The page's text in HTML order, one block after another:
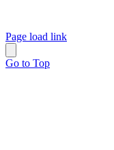
Page load link
Go to Top